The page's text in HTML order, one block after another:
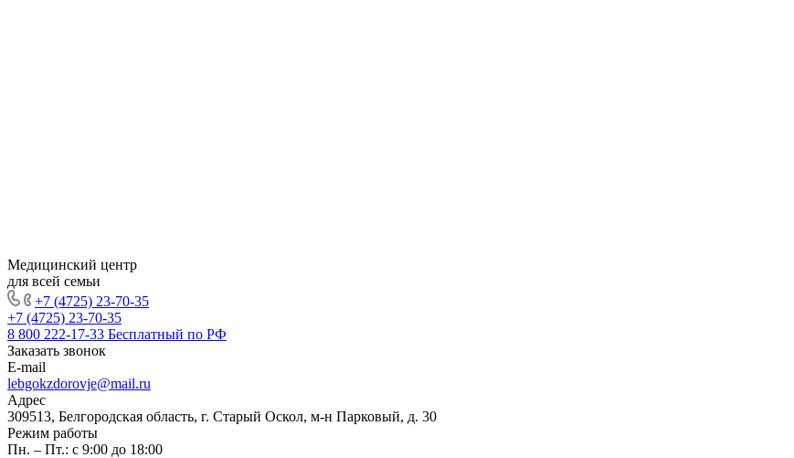
Медицинский центр
для всей семьи
+7 (4725) 23-70-35
+7 (4725) 23-70-35
8 800 222-17-33 Бесплатный по РФ
Заказать звонок
E-mail
lebgokzdorovje@mail.ru
Адрес
309513, Белгородская область, г. Старый Оскол, м-н Парковый, д. 30
Режим работы
Пн. – Пт.: с 9:00 до 18:00